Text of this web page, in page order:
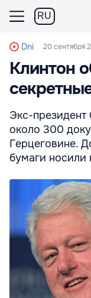
RU
Dni 20 сентября
Клинтон
Экс-
около 300
Герцеговине.
бумаги носили